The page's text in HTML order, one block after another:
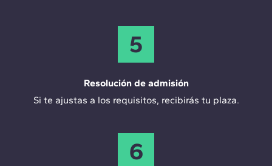
5
Resolución de admisión
Si te ajustas a los requisitos, recibirás tu plaza.
6